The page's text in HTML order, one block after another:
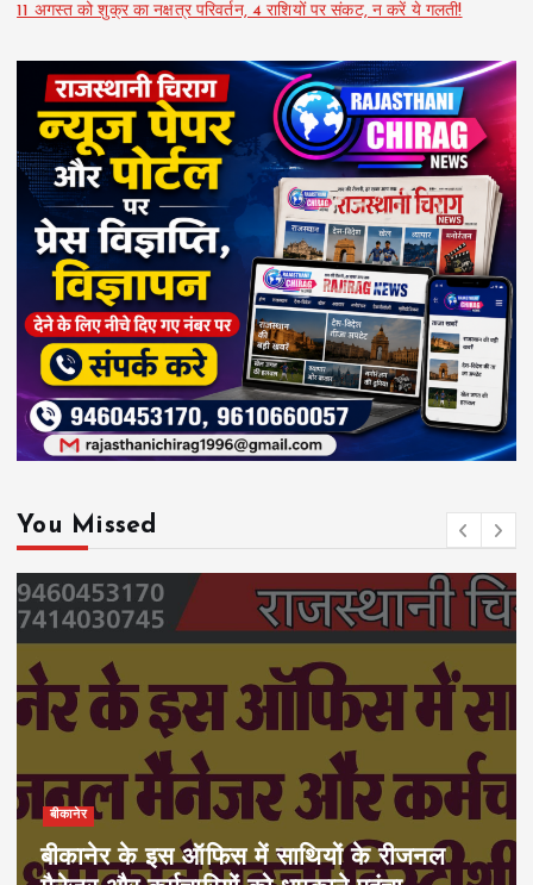
11 अगस्त को शुक्र का नक्षत्र परिवर्तन, 4 राशियों पर संकट, न करें ये गलती!
You Missed
बीकानेर
बीकानेर के इस ऑफिस में साथियों के रीजनल